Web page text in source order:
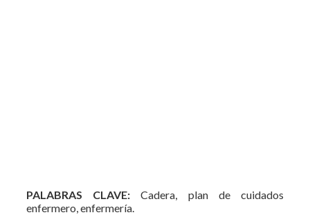
PALABRAS CLAVE:Cadera, plan de cuidados
enfermero, enfermería.